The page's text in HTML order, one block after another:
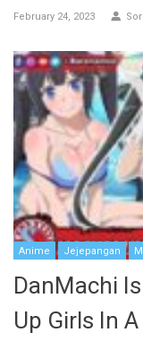
February 24, 2023
Anime Jejepangan
DanMachi
Up Girls In